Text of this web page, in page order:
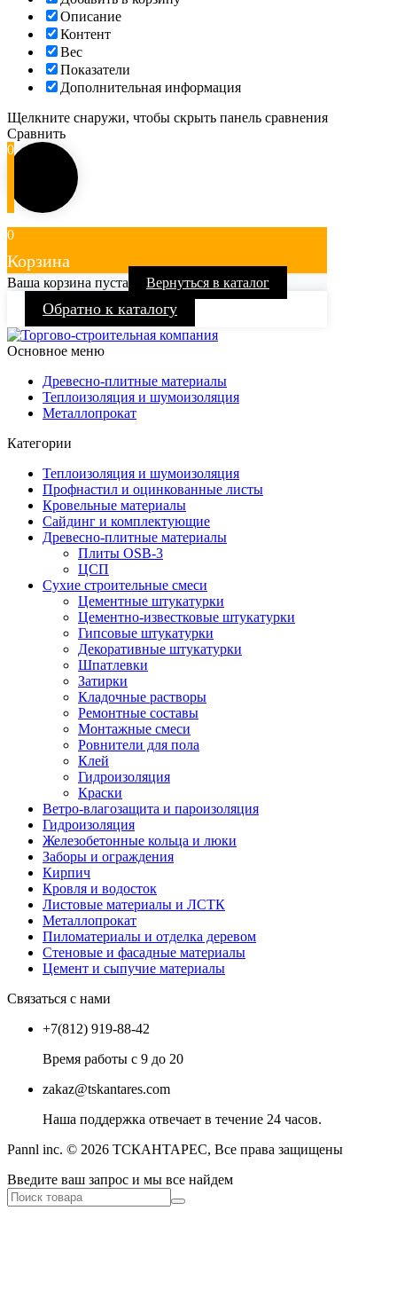
Описание
Контент
Вес
Показатели
Дополнительная информация
Щелкните снаружи, чтобы скрыть панель сравнения
Сравнить
0
0
Корзина
Ваша корзина пуста Вернуться в каталог
Обратно к каталогу
Основное меню
Древесно-плитные материалы
Теплоизоляция и шумоизоляция
Металлопрокат
Категории
Теплоизоляция и шумоизоляция
Профнастил и оцинкованные листы
Кровельные материалы
Сайдинг и комплектующие
Древесно-плитные материалы
Плиты OSB-3
ЦСП
Сухие строительные смеси
Цементные штукатурки
Цементно-известковые штукатурки
Гипсовые штукатурки
Декоративные штукатурки
Шпатлевки
Затирки
Кладочные растворы
Ремонтные составы
Монтажные смеси
Ровнители для пола
Клей
Гидроизоляция
Краски
Ветро-влагозащита и пароизоляция
Гидроизоляция
Железобетонные кольца и люки
Заборы и ограждения
Кирпич
Кровля и водосток
Листовые материалы и ЛСТК
Металлопрокат
Пиломатериалы и отделка деревом
Стеновые и фасадные материалы
Цемент и сыпучие материалы
Связаться с нами
+7(812) 919-88-42
Время работы с 9 до 20
zakaz@tskantares.com
Наша поддержка отвечает в течение 24 часов.
Pannl inc. © 2026 ТСКАНТАРЕС, Все права защищены
Введите ваш запрос и мы все найдем